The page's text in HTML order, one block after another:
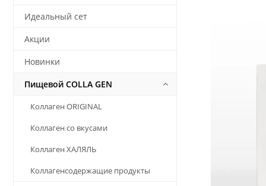
Идеальный сет
Акции
Новинки
Пищевой COLLA GEN
Коллаген ORIGINAL
Коллаген со вкусами
Коллаген ХАЛЯЛЬ
Коллагенсодержащие продукты